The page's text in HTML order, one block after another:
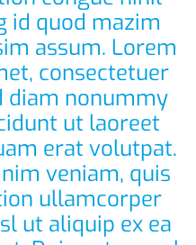
id quod mazim
assum. Lorem
consectetuer
diam nonummy
ut laoreet
erat volutpat.
veniam, quis
ullamcorper
ut aliquip ex ea